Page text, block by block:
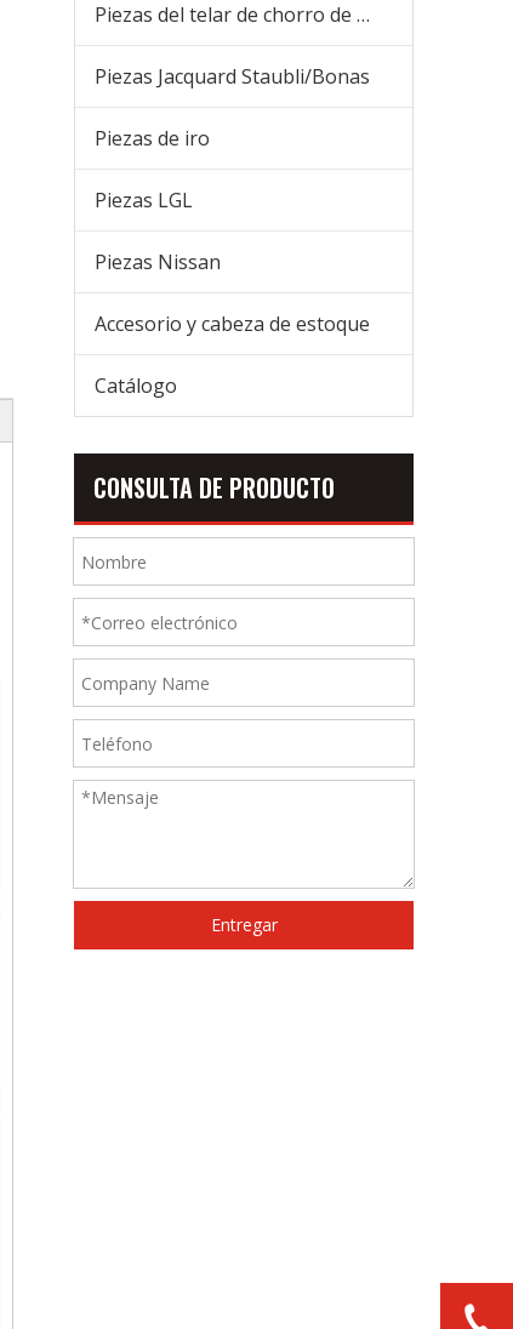
Piezas del telar de chorro de aire
Piezas Jacquard Staubli/Bonas
Piezas de iro
Piezas LGL
Piezas Nissan
Accesorio y cabeza de estoque
Catálogo
CONSULTA DE PRODUCTO
Entregar